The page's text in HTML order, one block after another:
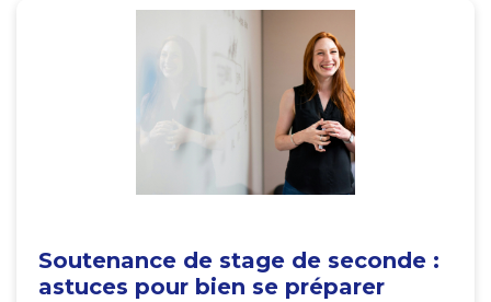
Soutenance de stage de seconde :
astuces pour bien se préparer